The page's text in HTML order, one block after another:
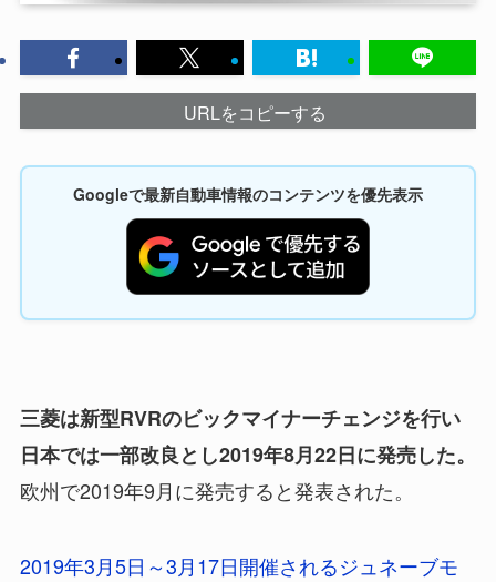
URLをコピーする
Googleで最新自動車情報のコンテンツを優先表示
三菱は新型RVRのビックマイナーチェンジを行い
日本では一部改良とし2019年8月22日に発売した。
欧州で2019年9月に発売すると発表された。
2019年3月5日～3月17日開催されるジュネーブモ